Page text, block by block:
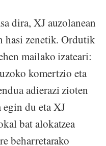
dira, XJ auzolanean
hasi zenetik. Ordutik
mailako izateari:
komertzio eta
adierazi zioten
du eta XJ
bat alokatzea
beharretarako